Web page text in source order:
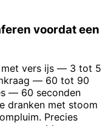
voordat een
met vers ijs — 3 tot 5
— 60 tot 90
— 60 seconden
dranken met stoom
Precies